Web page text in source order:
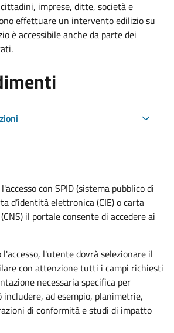
imprese, ditte, società e
effettuare un intervento edilizio su
è accessibile anche da parte dei
con SPID (sistema pubblico di
d’identità elettronica (CIE) o carta
il portale consente di accedere ai
l'utente dovrà selezionare il
con attenzione tutti i campi richiesti
necessaria specifica per
ad esempio, planimetrie,
di conformità e studi di impatto